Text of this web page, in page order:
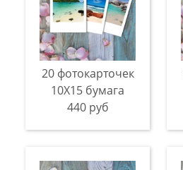
20 фотокарточек
10Х15 бумага
440 руб